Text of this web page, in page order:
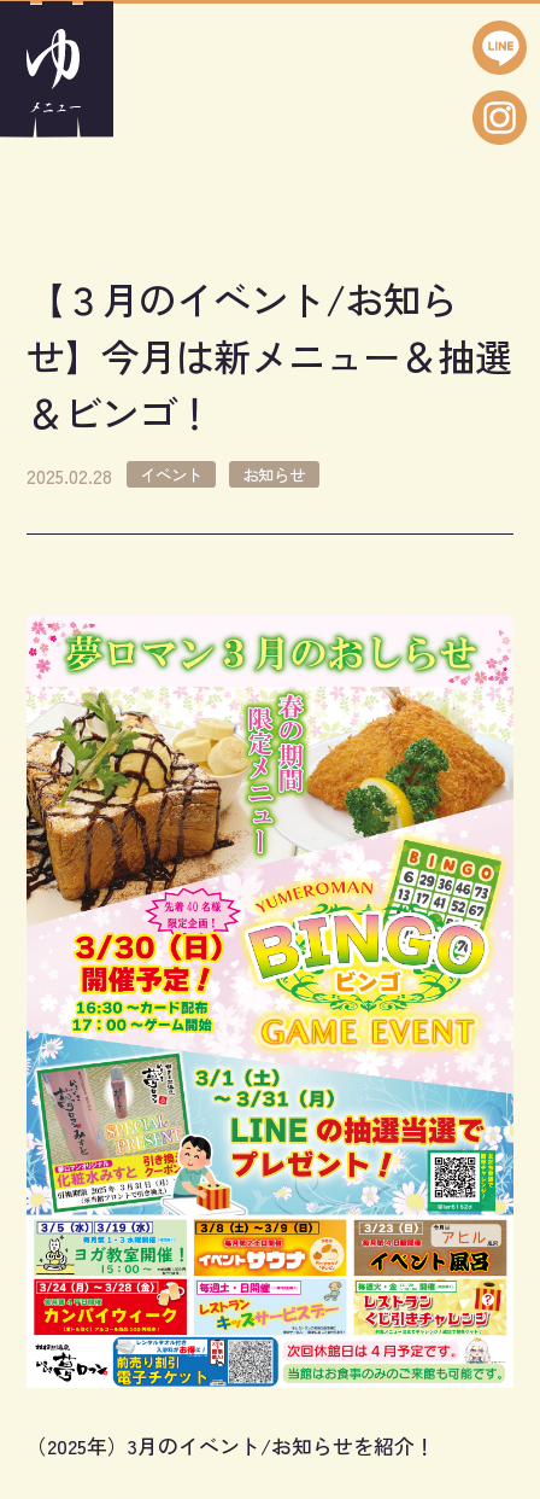
【３月のイベント/お知ら
せ】今月は新メニュー＆抽選
＆ビンゴ！
2025.02.28 イベント お知らせ
（2025年）3月のイベント/お知らせを紹介！